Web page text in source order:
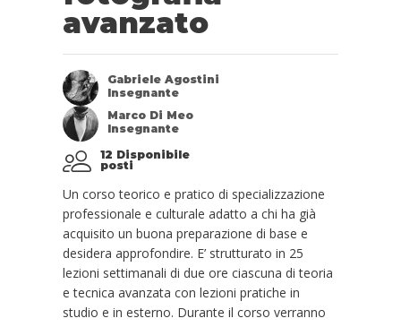
avanzato
Gabriele Agostini
Insegnante
Marco Di Meo
Insegnante
12 Disponibile
posti
Un corso teorico e pratico di specializzazione
professionale e culturale adatto a chi ha già
acquisito un buona preparazione di base e
desidera approfondire. E’ strutturato in 25
lezioni settimanali di due ore ciascuna di teoria
e tecnica avanzata con lezioni pratiche in
studio e in esterno. Durante il corso verranno